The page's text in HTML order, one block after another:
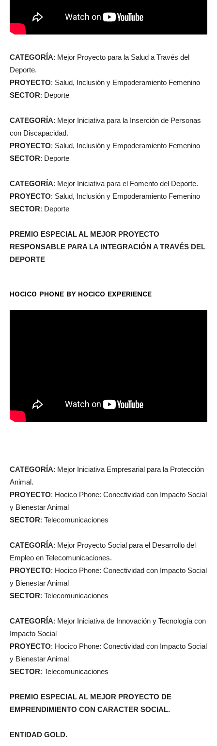
CATEGORÍA: Mejor Proyecto para la Salud a Través del
Deporte.
PROYECTO: Salud, Inclusión y Empoderamiento Femenino
SECTOR: Deporte
CATEGORÍA: Mejor Iniciativa para la Inserción de Personas
con Discapacidad.
PROYECTO: Salud, Inclusión y Empoderamiento Femenino
SECTOR: Deporte
CATEGORÍA: Mejor Iniciativa para el Fomento del Deporte.
PROYECTO: Salud, Inclusión y Empoderamiento Femenino
SECTOR: Deporte
PREMIO ESPECIAL AL MEJOR PROYECTO
RESPONSABLE PARA LA INTEGRACIÓN A TRAVÉS DEL
DEPORTE
HOCICO PHONE BY HOCICO EXPERIENCE
CATEGORÍA: Mejor Iniciativa Empresarial para la Protección
Animal.
PROYECTO: Hocico Phone: Conectividad con Impacto Social
y Bienestar Animal
SECTOR: Telecomunicaciones
CATEGORÍA: Mejor Proyecto Social para el Desarrollo del
Empleo en Telecomunicaciones.
PROYECTO: Hocico Phone: Conectividad con Impacto Social
y Bienestar Animal
SECTOR: Telecomunicaciones
CATEGORÍA: Mejor Iniciativa de Innovación y Tecnología con
Impacto Social
PROYECTO: Hocico Phone: Conectividad con Impacto Social
y Bienestar Animal
SECTOR: Telecomunicaciones
PREMIO ESPECIAL AL MEJOR PROYECTO DE
EMPRENDIMIENTO CON CARACTER SOCIAL.
ENTIDAD GOLD.